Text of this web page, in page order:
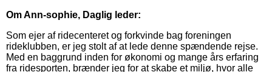
Om Ann-sophie, Daglig leder:
Som ejer af ridecenteret og forkvinde bag foreningen
rideklubben, er jeg stolt af at lede denne spændende rejse.
Med en baggrund inden for økonomi og mange års erfaring
fra ridesporten, brænder jeg for at skabe et miljø, hvor alle